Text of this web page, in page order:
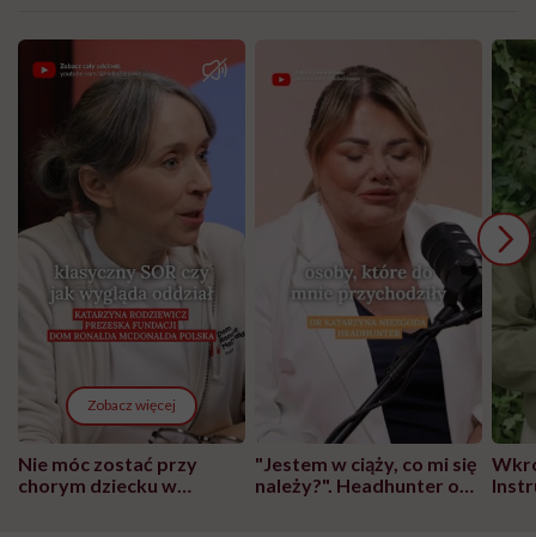
Zobacz więcej
Nie móc zostać przy
chorym dziecku w
"Jestem w ciąży, co mi się
należy?". Headhunter o